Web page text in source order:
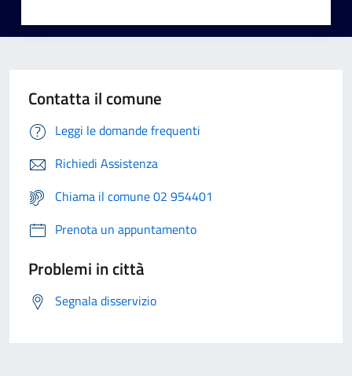
Contatta il comune
Leggi le domande frequenti
Richiedi Assistenza
Chiama il comune 02 954401
Prenota un appuntamento
Problemi in città
Segnala disservizio